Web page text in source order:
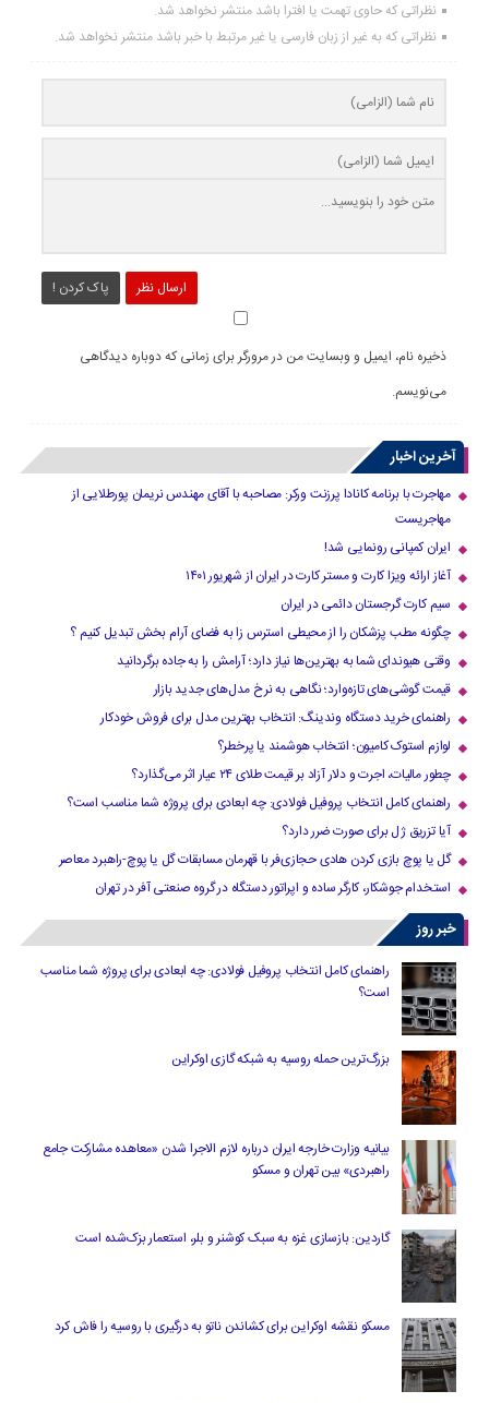
نظراتی که حاوی تهمت یا افترا باشد منتشر نخواهد شد.
نظراتی که به غیر از زبان فارسی یا غیر مرتبط با خبر باشد منتشر نخواهد شد.
ارسال نظر پاک کردن !
ذخیره نام، ایمیل و وبسایت من در مرورگر برای زمانی که دوباره دیدگاهی
می‌نویسم.
آخرین اخبار
مهاجرت با برنامه کانادا پرزنت ورکر: مصاحبه با آقای مهندس نریمان پورطلایی از
مهاجریست
ایران کمپانی رونمایی شد!
آغاز ارائه ویزا کارت و مستر کارت در ایران از شهریور ۱۴۰۱
سیم کارت گرجستان دائمی در ایران
چگونه مطب پزشکان را از محیطی استرس زا به فضای آرام بخش تبدیل کنیم ؟
وقتی هیوندای شما به بهترین‌ها نیاز دارد؛ آرامش را به جاده برگردانید
قیمت گوشی‌های تازه‌وارد؛ نگاهی به نرخ مدل‌های جدید بازار
راهنمای خرید دستگاه وندینگ: انتخاب بهترین مدل برای فروش خودکار
لوازم استوک کامیون؛ انتخاب هوشمند یا پرخطر؟
چطور مالیات، اجرت و دلار آزاد بر قیمت طلای ۲۴ عیار اثر می‌گذارد؟
راهنمای کامل انتخاب پروفیل فولادی: چه ابعادی برای پروژه شما مناسب است؟
آیا تزریق ژل برای صورت ضرر دارد​؟
گل یا پوچ بازی کردن هادی حجازی‌فر با قهرمان مسابقات گل یا پوچ-راهبرد معاصر
استخدام جوشکار، کارگر ساده و اپراتور دستگاه در گروه صنعتی آفر در تهران
خبر روز
راهنمای کامل انتخاب پروفیل فولادی: چه ابعادی برای پروژه شما مناسب
است؟
بزرگ‌ترین حمله روسیه به شبکه گازی اوکراین
بیانیه وزارت خارجه ایران درباره لازم‌ الاجرا شدن «معاهده مشارکت جامع
راهبردی» بین تهران و مسکو
گاردین: بازسازی غزه به سبک کوشنر و بلر، استعمار بزک‌شده است
مسکو نقشه اوکراین برای کشاندن ناتو به درگیری با روسیه را فاش کرد